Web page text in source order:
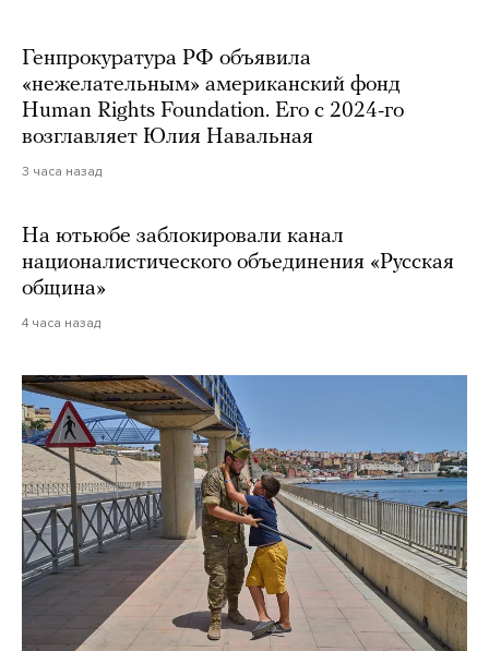
Генпрокуратура РФ объявила
«нежелательным» американский фонд
Human Rights Foundation. Его с 2024-го
возглавляет Юлия Навальная
3 часа назад
На ютьюбе заблокировали канал
националистического объединения «Русская
община»
4 часа назад